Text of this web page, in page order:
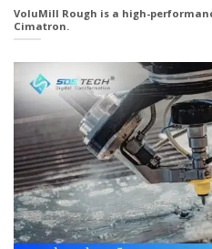
VoluMill Rough is a high-
Cimatron.